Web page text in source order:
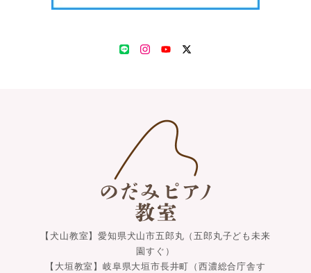
LINEInstagram
YouTube
【犬山教室】愛知県犬山市五郎丸（五郎丸子ども未来
園すぐ）
【大垣教室】岐阜県大垣市長井町（西濃総合庁舎す